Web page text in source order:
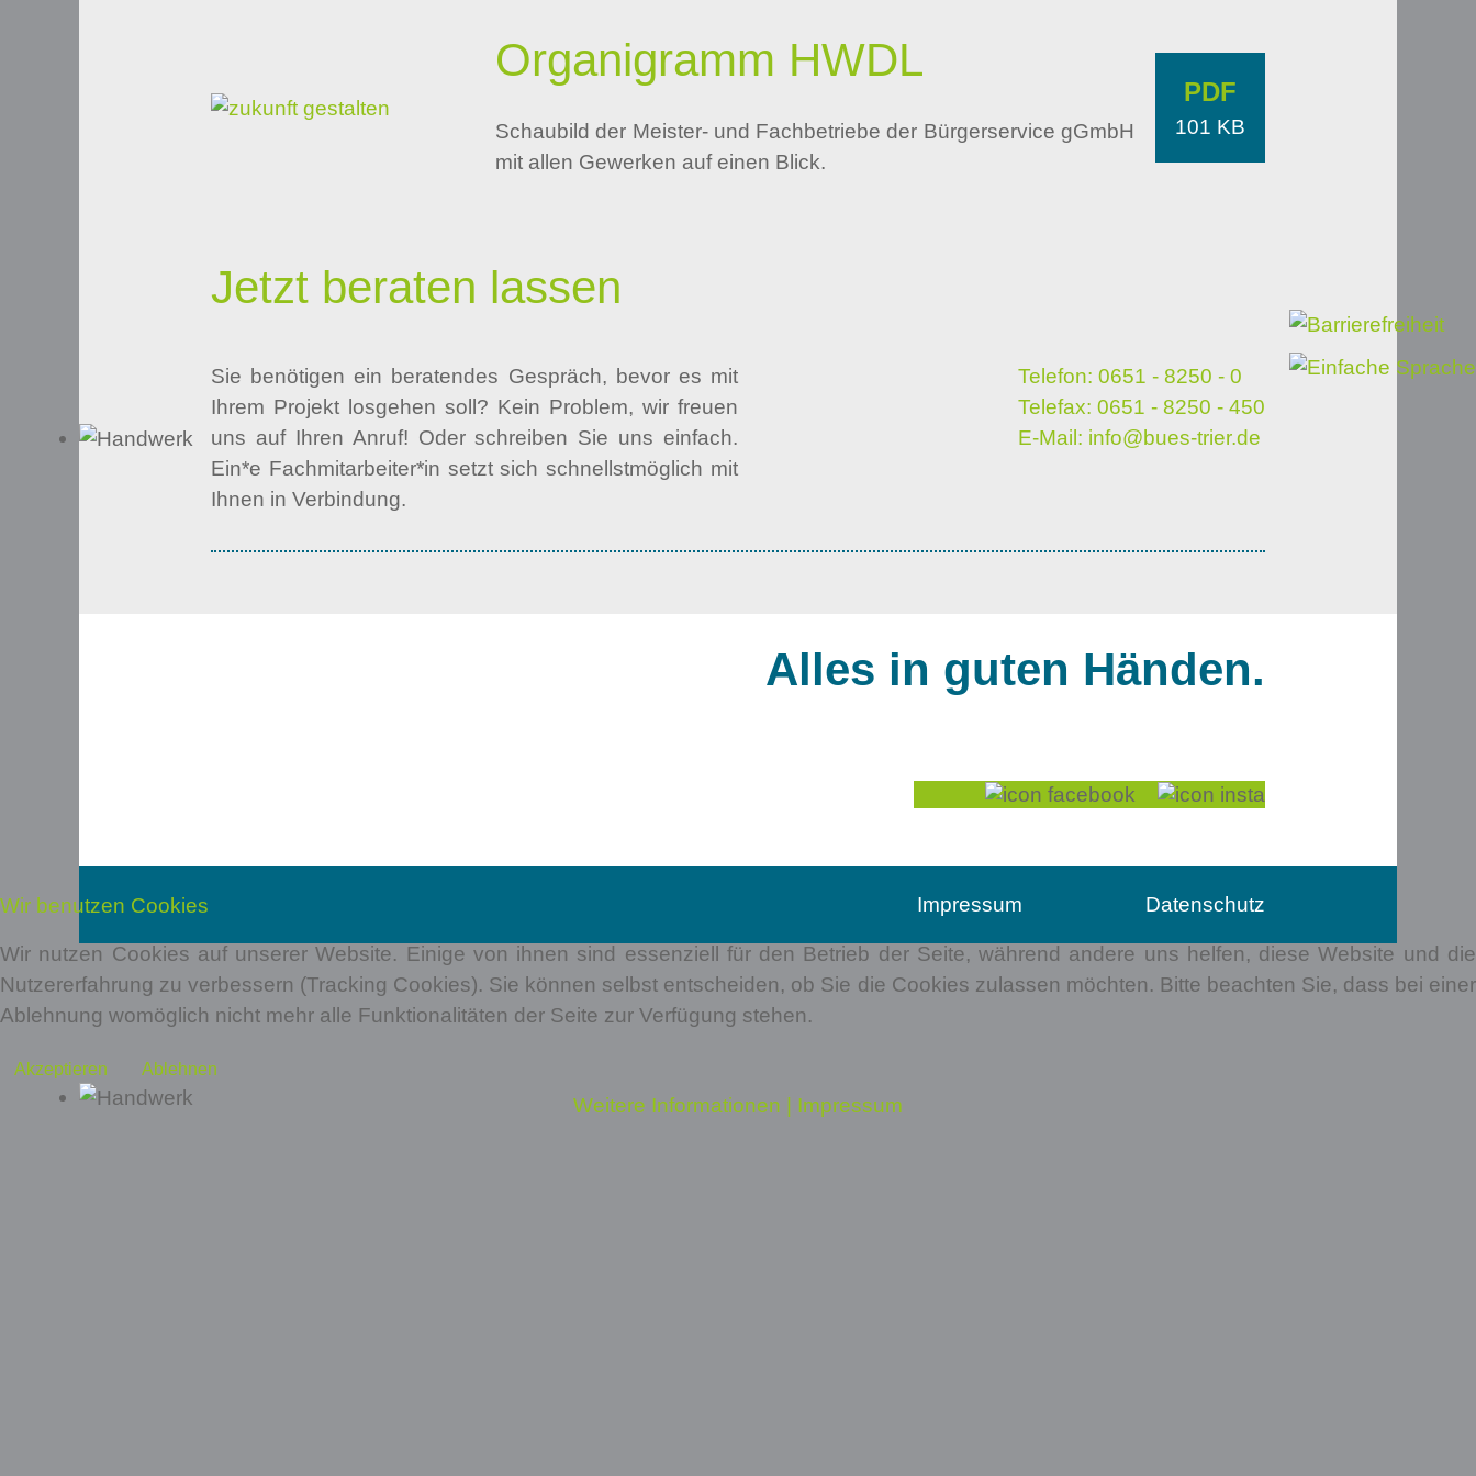
Organigramm HWDL
Schaubild der Meister- und Fachbetriebe der Bürgerservice gGmbH
mit allen Gewerken auf einen Blick.
PDF
101 KB
Jetzt beraten lassen
Sie benötigen ein beratendes Gespräch, bevor es mit
Ihrem Projekt losgehen soll? Kein Problem, wir freuen
uns auf Ihren Anruf! Oder schreiben Sie uns einfach.
Ein*e Fachmitarbeiter*in setzt sich schnellstmöglich mit
Ihnen in Verbindung.
Telefon: 0651 - 8250 - 0
Telefax: 0651 - 8250 - 450
E-Mail: info@bues-trier.de
Alles in guten Händen.
Datenschutz
Impressum
Wir benutzen Cookies
Wir nutzen Cookies auf unserer Website. Einige von ihnen sind essenziell für den Betrieb der Seite, während andere uns helfen, diese Website und die
Nutzererfahrung zu verbessern (Tracking Cookies). Sie können selbst entscheiden, ob Sie die Cookies zulassen möchten. Bitte beachten Sie, dass bei einer
Ablehnung womöglich nicht mehr alle Funktionalitäten der Seite zur Verfügung stehen.
Akzeptieren Ablehnen
Weitere Informationen Impressum